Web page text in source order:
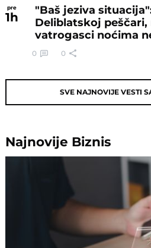
pre
1h
"Baš jeziva
Deliblatskoj peščari,
vatrogasci noćima
0 0
SVE NAJNOVIJE VESTI
Najnovije Biznis